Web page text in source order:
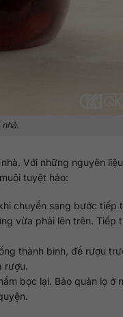
Với những nguyên
tuyệt hảo:
chuyển sang bước tiếp
vừa phải lên trên. Tiếp
thành bình, để rượu
rượu.
bọc lại. Bảo quản lọ ở